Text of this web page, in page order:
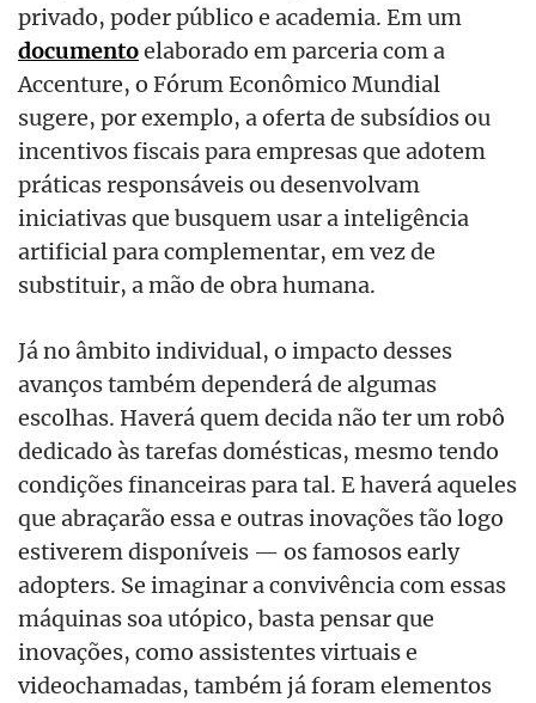
privado, poder público e academia. Em um
documentoelaborado em parceria com a
Accenture, o Fórum Econômico Mundial
sugere, por exemplo, a oferta de subsídios ou
incentivos fiscais para empresas que adotem
práticas responsáveis ou desenvolvam
iniciativas que busquem usar a inteligência
artificial para complementar, em vez de
substituir, a mão de obra humana.
Já no âmbito individual, o impacto desses
avanços também dependerá de algumas
escolhas. Haverá quem decida não ter um robô
dedicado às tarefas domésticas, mesmo tendo
condições financeiras para tal. E haverá aqueles
que abraçarão essa e outras inovações tão logo
estiverem disponíveis — os famosos early
adopters. Se imaginar a convivência com essas
máquinas soa utópico, basta pensar que
inovações, como assistentes virtuais e
videochamadas, também já foram elementos